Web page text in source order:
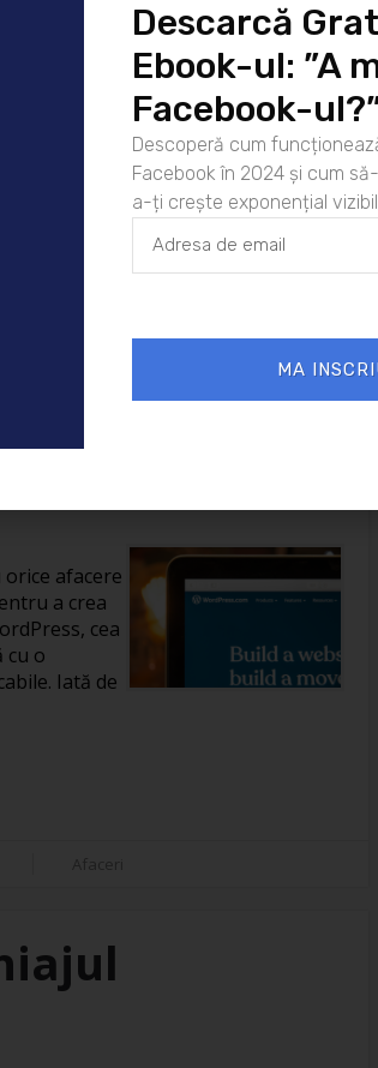
la
până la
Dar
site în
afacere
a crea
cea
cu o
Iată de
Descarcă
Ebook-ul: ”A
Facebook-
Descoperă cum
Facebook în 2024 și cum
a-ți crește exponențial
MA